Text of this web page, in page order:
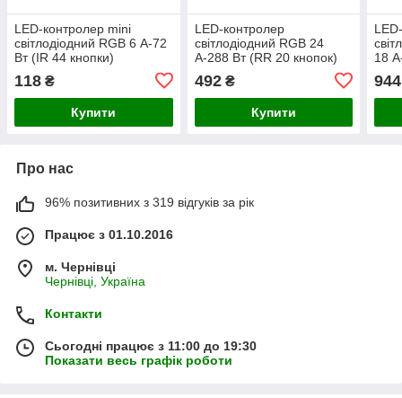
LED-контролер mini
світлодіодний RGB 6 А-72
Вт (IR 44 кнопки)
118 ₴
Купити
LED-контролер
світлодіодний RGB 24
А-288 Вт (RR 20 кнопок)
492₴
Купити
18
944
Про нас
96% позитивних з 319 відгуків за рік
Працює з 01.10.2016
м. Чернівці
Чернівці, Україна
Контакти
Сьогодні працює з 11:00 до 19:30
Показати весь графік роботи